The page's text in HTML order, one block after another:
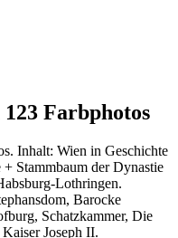
Farbphotos
Inhalt: Wien in Geschichte
Stammbaum der Dynastie
Lothringen.
Barocke
Schatzkammer, Die
Joseph II.